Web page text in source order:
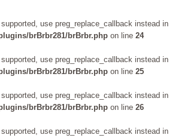
use preg_replace_callback instead in
brBrbr281/brBrbr.php on line 24
use preg_replace_callback instead in
brBrbr281/brBrbr.php on line 25
use preg_replace_callback instead in
brBrbr281/brBrbr.php on line 26
use preg_replace_callback instead in